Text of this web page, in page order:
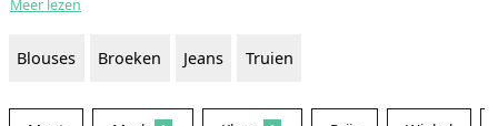
Meer lezen
Blouses Broeken Jeans Truien